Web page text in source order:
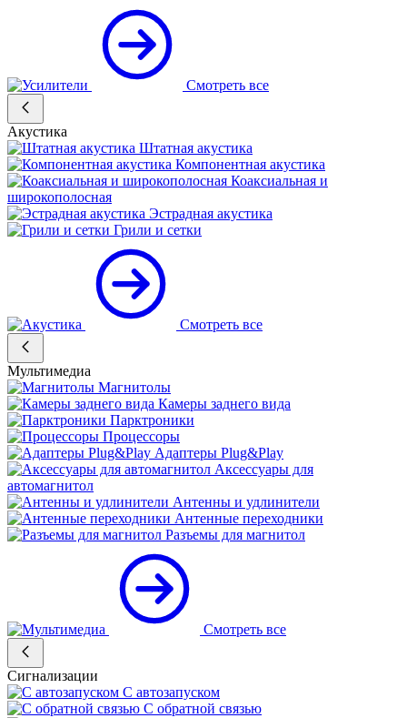
Смотреть все
Акустика
Штатная акустика
Компонентная акустика
Коаксиальная и
широкополосная
Эстрадная акустика
Грили и сетки
Смотреть все
Мультимедиа
Магнитолы
Камеры заднего вида
Парктроники
Процессоры
Адаптеры Plug&Play
Аксессуары для
автомагнитол
Антенны и удлинители
Антенные переходники
Разъемы для магнитол
Смотреть все
Сигнализации
С автозапуском
С обратной связью